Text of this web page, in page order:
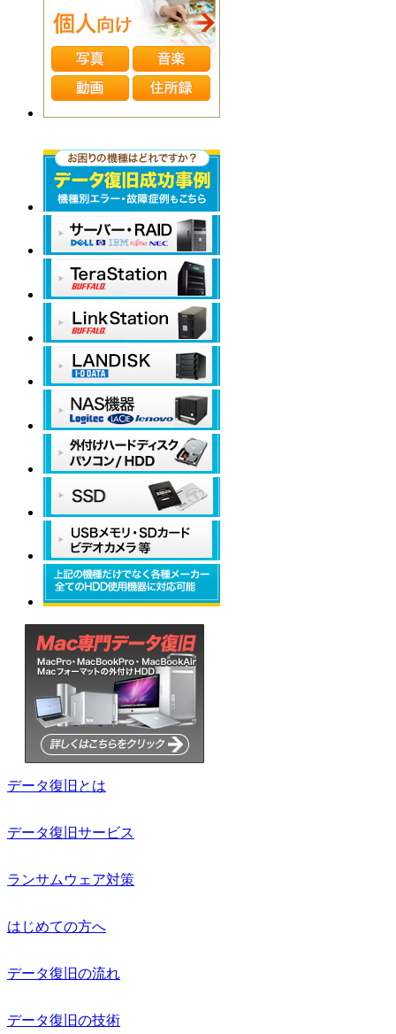
データ復旧とは
データ復旧サービス
ランサムウェア対策
はじめての方へ
データ復旧の流れ
データ復旧の技術